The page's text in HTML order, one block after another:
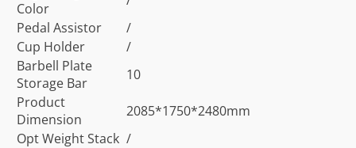
Color
Pedal Assistor
/
Cup Holder
/
Barbell Plate
Storage Bar
10
Product
Dimension
2085*1750*2480mm
Opt Weight Stack /